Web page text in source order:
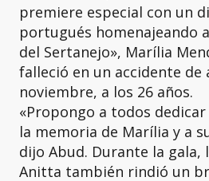
premiere especial con un
portugués homenajeando
del Sertanejo», Marília
falleció en un accidente de
noviembre, a los 26 años.
«Propongo a todos
la memoria de Marília y a
dijo Abud. Durante la
Anitta también rindió un